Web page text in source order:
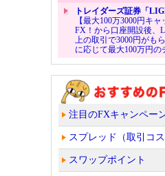
トレイダーズ証券「
【最大100万3000円キ
FX！から口座開設後、
上の取引で3000円がも
に応じて最大100万円の
注目のFXキャンペー
スプレッド（取引コス
スワップポイント